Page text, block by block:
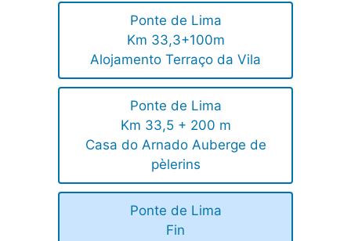
Ponte de Lima
Km 33,3+100m
Alojamento Terraço da Vila
Ponte de Lima
Km 33,5 + 200 m
Casa do Arnado Auberge de
pèlerins
Ponte de Lima
Fin